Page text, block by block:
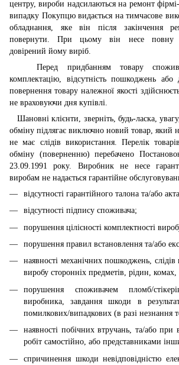
центру, вироби надсилаються на ремонт
випадку Покупцю видається на тимчасове
обладнання, яке він після закінчення
повернути. При цьому він несе повну
довірений йому виріб.
Перед придбанням товару
комплектацію, відсутність пошкоджень
повернення товару належної якості
не враховуючи дня купівлі.
Шановні клієнти, зверніть, будь-ласка,
обміну підлягає виключно новий товар, який
не має слідів використання. Перелік
обміну (поверненню) перебачено
23.09.1991 року. Виробник не несе
виробам не надається гарантійне
відсутності гарантійного талона та/або
відсутності підпису споживача;
порушення цілісності комплектності
порушення правил встановлення та/або
наявності механічних пошкоджень,
виробу сторонніх предметів, рідин,
порушення споживачем пломб/
виробника, завдання шкоди в
помилкових/випадкових (в разі незнання
наявності побічних втручань, та/або при
робіт самостійно, або представниками
спричинення шкоди невідповідністю